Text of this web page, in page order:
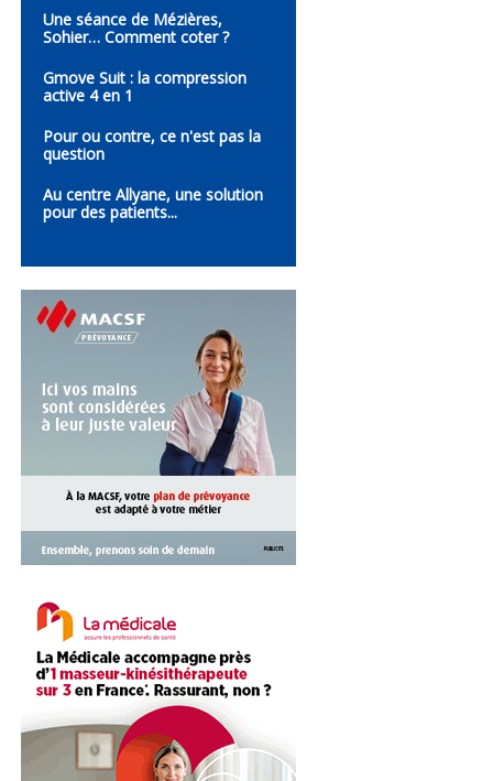
Une séance de Mézières,
Sohier… Comment coter ?
Gmove Suit : la compression
active 4 en 1
Pour ou contre, ce n'est pas la
question
Au centre Allyane, une solution
pour des patients...